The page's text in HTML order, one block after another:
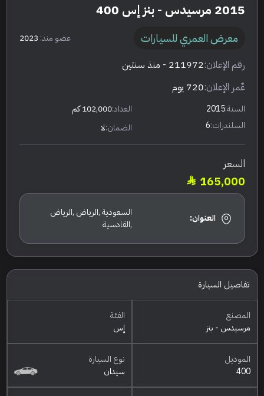
2015 مرسيدس - بنز إس 400
معرض العمري للسيارات عضو منذ: 2023
رقم الإعلان:211972 - منذ سنتين
عٌمر الإعلان:720 يوم
السنة:2015 العداد:102,000 كم
السلندرات:6 الضمان:لا
السعر
165,000
العنوان:
السعودية ,الرياض ,الرياض
,القادسية
تفاصيل السيارة
المصنع
مرسيدس - بنز
الفئة
إس
الموديل
400
نوع السيارة
سيدان